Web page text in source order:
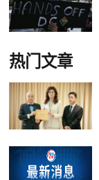
热门文章